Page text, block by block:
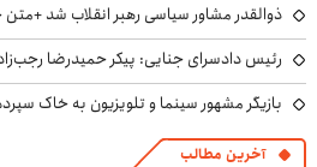
ذوالقدر مشاور سیاسی رهبر انقلاب شد
رئیس دادسرای جنایی: پیکر حمیدرضا
بازیگر مشهور سینما و تلویزیون به خاک
آخرین مطالب